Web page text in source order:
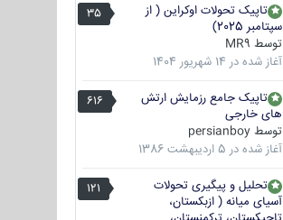
35
تاپیک تحولات اوکراین ( از
سپتامبر 2025)
توسط MR9
آغاز شده در 14 شهریور 1404
616
تاپیک جامع رزمایش ارتش
های خارجی
توسط persianboy
آغاز شده در 5 اردیبهشت 1386
121
تحلیل و پیگیری تحولات
آسیای میانه ( ازبکستان،